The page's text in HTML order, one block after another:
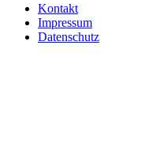
Kontakt
Impressum
Datenschutz